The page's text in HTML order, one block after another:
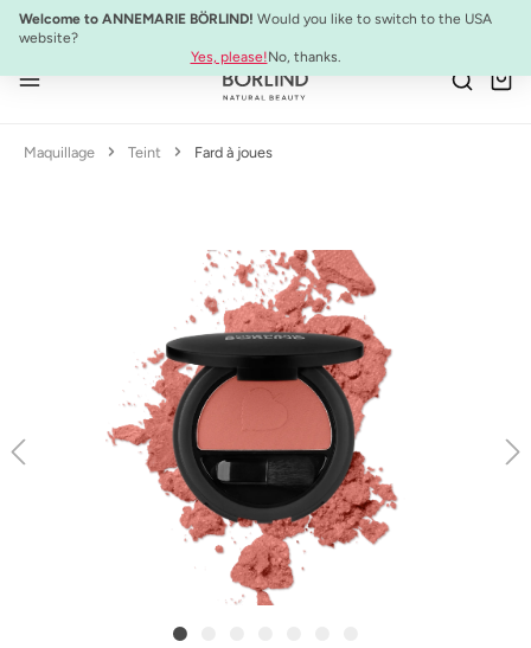
Passer au contenu principal
Welcome to ANNEMARIE BÖRLIND! Would you like to switch to the USA
website?
Yes, please!No, thanks.
NOUVEAU :ULTIMATE STRENGTH MASCARA
Maquillage Teint Fard à joues
Ignorer la galerie d'images